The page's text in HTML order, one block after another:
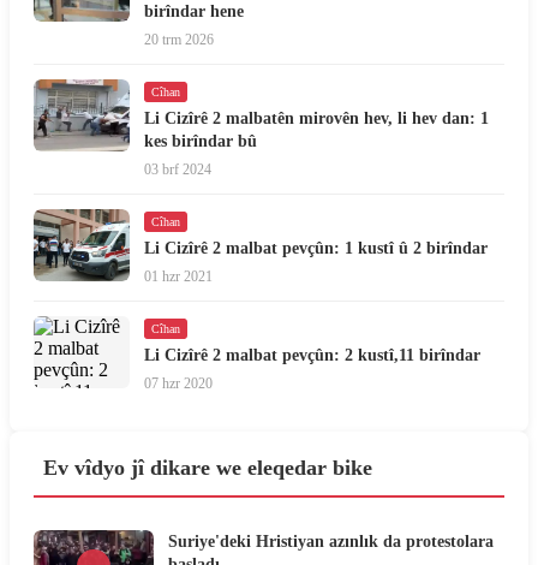
birîndar hene
20 trm 2026
Cîhan
Li Cizîrê 2 malbatên mirovên hev, li hev dan: 1
kes birîndar bû
03 brf 2024
Cîhan
Li Cizîrê 2 malbat pevçûn: 1 kustî û 2 birîndar
01 hzr 2021
Cîhan
Li Cizîrê 2 malbat pevçûn: 2 kustî,11 birîndar
07 hzr 2020
Ev vîdyo jî dikare we eleqedar bike
Suriye'deki Hristiyan azınlık da protestolara